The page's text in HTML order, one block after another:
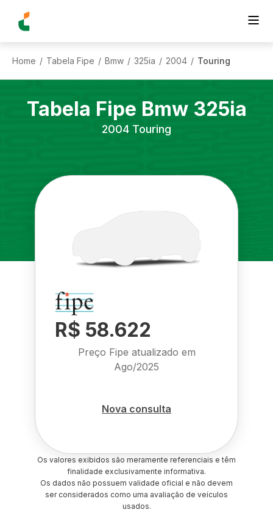
Home / Tabela Fipe / Bmw / 325ia / 2004 / Touring
Tabela Fipe Bmw 325ia
2004 Touring
R$ 58.622
Preço Fipe atualizado em
Ago/2025
Nova consulta
Os valores exibidos são meramente referenciais e têm
finalidade exclusivamente informativa.
Os dados não possuem validade oficial e não devem
ser considerados como uma avaliação de veículos
usados.